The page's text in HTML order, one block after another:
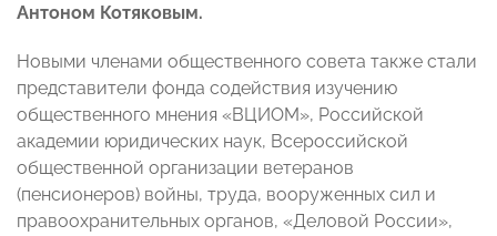
Антоном Котяковым.
Новыми членами общественного совета также стали
представители фонда содействия изучению
общественного мнения «ВЦИОМ», Российской
академии юридических наук, Всероссийской
общественной организации ветеранов
(пенсионеров) войны, труда, вооруженных сил и
правоохранительных органов, «Деловой России»,